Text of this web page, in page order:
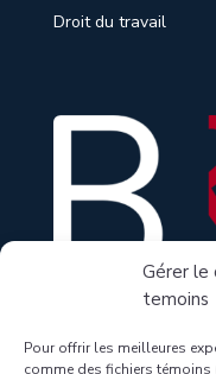
Gérer le
temoins
Pour offrir les meilleures
comme des fichiers
Droit du travail